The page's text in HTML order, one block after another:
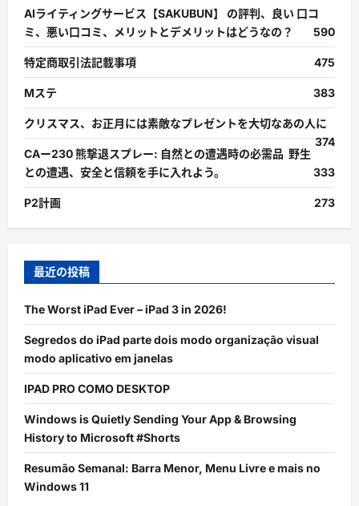
AIライティングサービス【SAKUBUN】 の評判、良い 口コ
ミ、悪い口コミ、メリットとデメリットはどうなの？
590
特定商取引法記載事項 475
Mステ 383
クリスマス、お正月には素敵なプレゼントを大切なあの人に
374
CAー230 熊撃退スプレー: 自然との遭遇時の必需品 野生
との遭遇、安全と信頼を手に入れよう。
333
P2計画 273
最近の投稿
The Worst iPad Ever – iPad 3 in 2026!
Segredos do iPad parte dois modo organização visual
modo aplicativo em janelas
IPAD PRO COMO DESKTOP
Windows is Quietly Sending Your App & Browsing
History to Microsoft #Shorts
Resumão Semanal: Barra Menor, Menu Livre e mais no
Windows 11